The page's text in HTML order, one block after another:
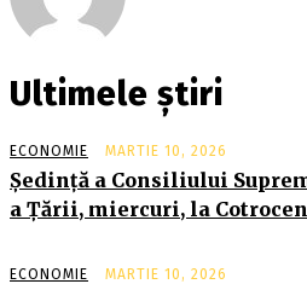
Ultimele știri
ECONOMIE MARTIE 10, 2026
Şedinţă a Consiliului
a Ţării, miercuri, la
ECONOMIE MARTIE 10, 2026